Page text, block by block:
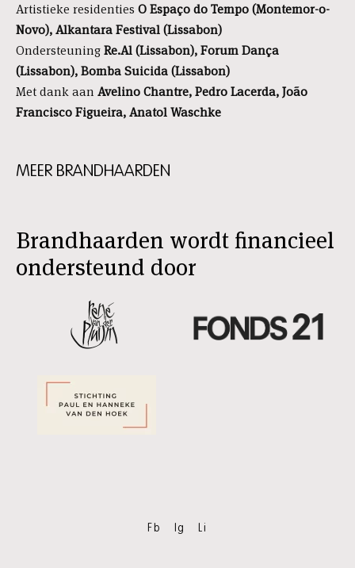
Artistieke residenties O Espaço do Tempo (Montemor-o-
Novo), Alkantara Festival (Lissabon)
OndersteuningRe.Al (Lissabon), Forum Dança
(Lissabon), Bomba Suicida (Lissabon)
Met dank aan Avelino Chantre, Pedro Lacerda, João
Francisco Figueira, Anatol Waschke
MEER BRANDHAARDEN
Brandhaarden
Brandhaarden wordt financieel
ondersteund door
Fb Ig Li